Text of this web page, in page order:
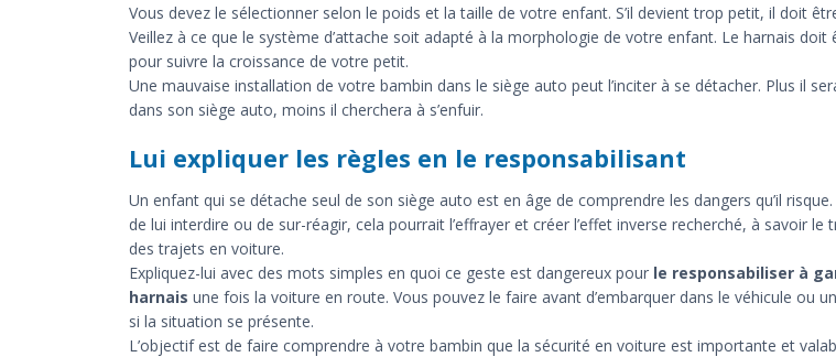
Vous devez le sélectionner selon le poids et la taille de votre enfant. S’il devient trop petit, il doit
Veillez à ce que le système d’attache soit adapté à la morphologie de votre enfant. Le harnais doit
pour suivre la croissance de votre petit.
Une mauvaise installation de votre bambin dans le siège auto peut l’inciter à se détacher. Plus il
dans son siège auto, moins il cherchera à s’enfuir.
Lui expliquer les règles en le responsabilisant
Un enfant qui se détache seul de son siège auto est en âge de comprendre les dangers qu’il
de lui interdire ou de sur-réagir, cela pourrait l’effrayer et créer l’effet inverse recherché, à savoir le
des trajets en voiture.
Expliquez-lui avec des mots simples en quoi ce geste est dangereux pour le responsabiliser à
harnais une fois la voiture en route. Vous pouvez le faire avant d’embarquer dans le véhicule ou
si la situation se présente.
L’objectif est de faire comprendre à votre bambin que la sécurité en voiture est importante et